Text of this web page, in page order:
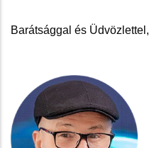
Barátsággal és Üdvözlettel,